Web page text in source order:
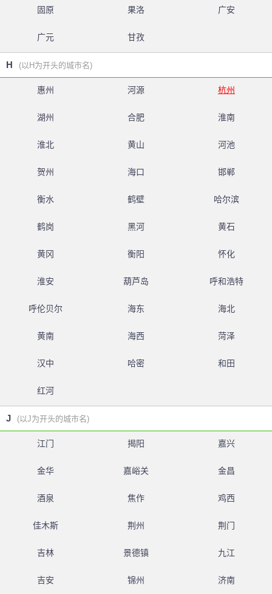
固原 果洛 广安
广元 甘孜
H (以H为开头的城市名)
惠州 河源 杭州
湖州 合肥 淮南
淮北 黄山 河池
贺州 海口 邯郸
衡水 鹤壁 哈尔滨
鹤岗 黑河 黄石
黄冈 衡阳 怀化
淮安 葫芦岛 呼和浩特
呼伦贝尔 海东 海北
黄南 海西 菏泽
汉中 哈密 和田
红河
J (以J为开头的城市名)
江门 揭阳 嘉兴
金华 嘉峪关 金昌
酒泉 焦作 鸡西
佳木斯 荆州 荆门
吉林 景德镇 九江
吉安 锦州 济南